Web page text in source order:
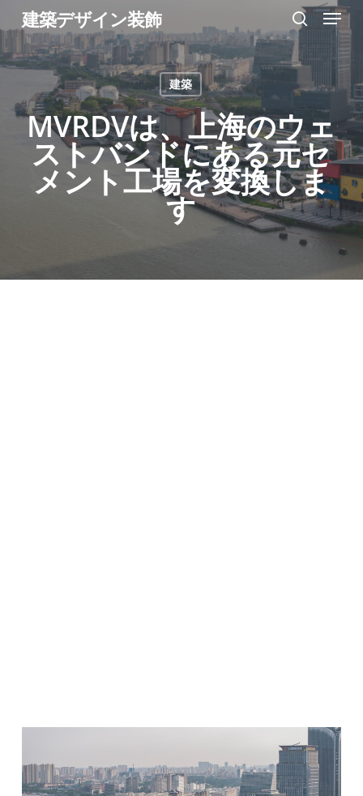
Skip
main
content
建築デザイン装飾
search
Menu
建築
MVRDVは、上海のウェ
ストバンドにある元セ
メント工場を変換しま
す
Close
Menu